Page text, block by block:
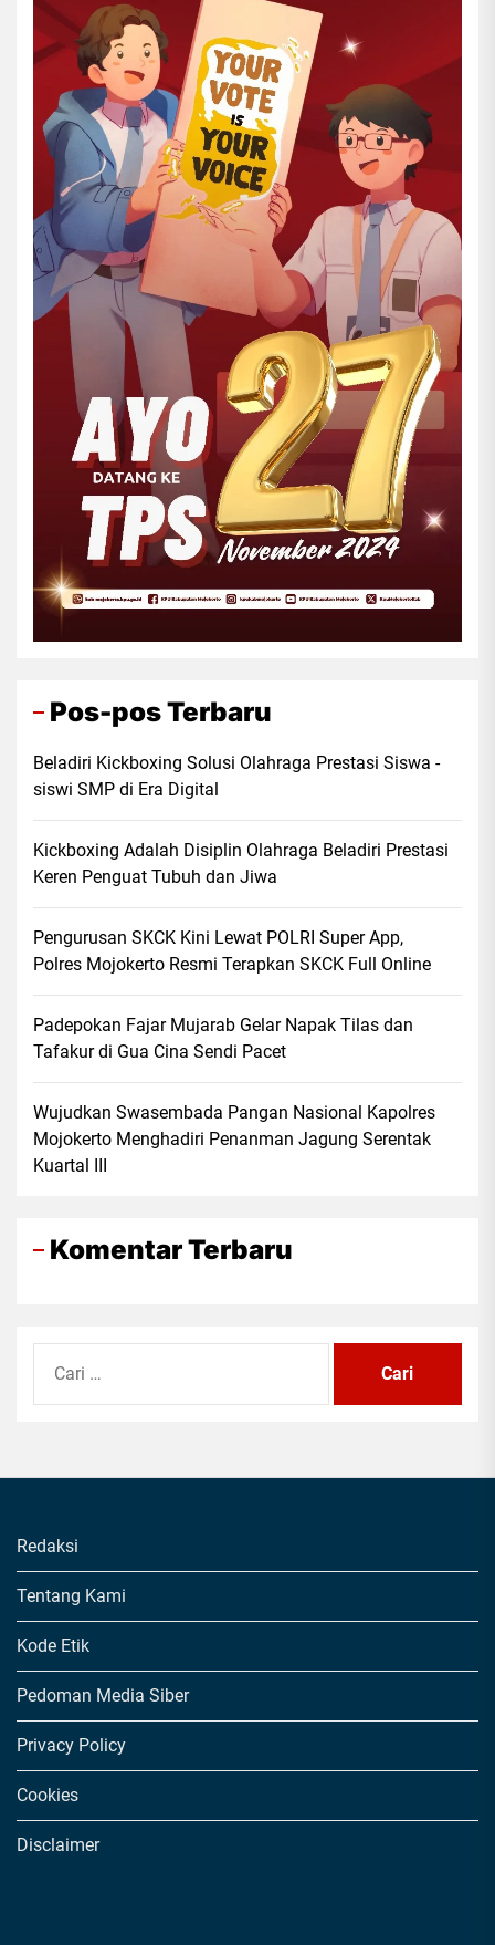
Pos-pos Terbaru
Beladiri Kickboxing Solusi Olahraga Prestasi Siswa -
siswi SMP di Era Digital
Kickboxing Adalah Disiplin Olahraga Beladiri Prestasi
Keren Penguat Tubuh dan Jiwa
Pengurusan SKCK Kini Lewat POLRI Super App,
Polres Mojokerto Resmi Terapkan SKCK Full Online
Padepokan Fajar Mujarab Gelar Napak Tilas dan
Tafakur di Gua Cina Sendi Pacet
Wujudkan Swasembada Pangan Nasional Kapolres
Mojokerto Menghadiri Penanman Jagung Serentak
Kuartal III
Komentar Terbaru
untuk:
Redaksi
Tentang Kami
Kode Etik
Pedoman Media Siber
Privacy Policy
Cookies
Disclaimer